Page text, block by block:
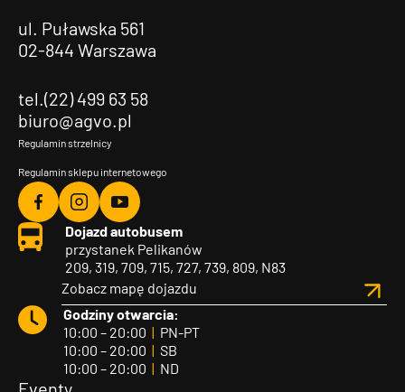
ul. Puławska 561
02-844 Warszawa
tel.(22) 499 63 58
biuro@agvo.pl
Regulamin strzelnicy
Regulamin sklepu internetowego
Agvo
Facebook
Agvo
Instagram
Agvo
YouTube
Dojazd autobusem
przystanek Pelikanów
209, 319, 709, 715, 727, 739, 809, N83
Zobacz mapę dojazdu
Godziny otwarcia:
10:00 – 20:00 | PN-PT
10:00 – 20:00 | SB
10:00 – 20:00 | ND